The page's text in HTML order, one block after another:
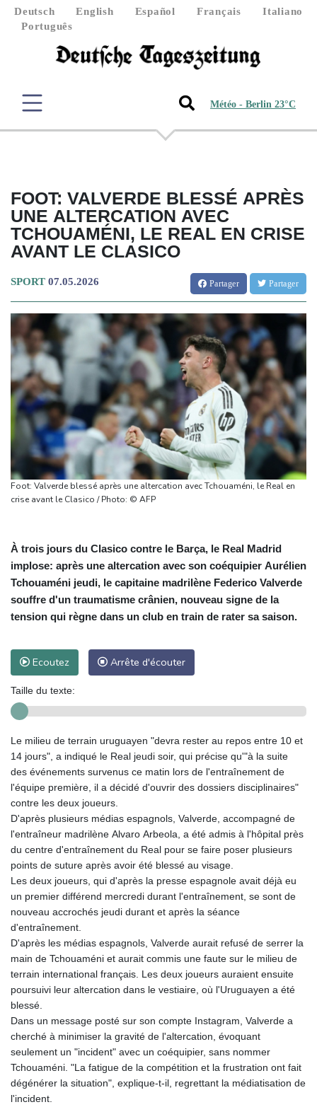
Deutsch English Español Français
Italiano
Português
Météo - Berlin 23°C
FOOT: VALVERDE BLESSÉ APRÈS
UNE ALTERCATION AVEC
TCHOUAMÉNI, LE REAL EN CRISE
AVANT LE CLASICO
SPORT 07.05.2026 Partager Partager
Foot: Valverde blessé après une altercation avec Tchouaméni, le Real en
crise avant le Clasico / Photo: © AFP
À trois jours du Clasico contre le Barça, le Real Madrid
implose: après une altercation avec son coéquipier Aurélien
Tchouaméni jeudi, le capitaine madrilène Federico Valverde
souffre d'un traumatisme crânien, nouveau signe de la
tension qui règne dans un club en train de rater sa saison.
Ecoutez Arrête d'écouter
Taille du texte:
Le milieu de terrain uruguayen "devra rester au repos entre 10 et
14 jours", a indiqué le Real jeudi soir, qui précise qu'"à la suite
des événements survenus ce matin lors de l'entraînement de
l'équipe première, il a décidé d'ouvrir des dossiers disciplinaires"
contre les deux joueurs.
D'après plusieurs médias espagnols, Valverde, accompagné de
l'entraîneur madrilène Alvaro Arbeola, a été admis à l'hôpital près
du centre d'entraînement du Real pour se faire poser plusieurs
points de suture après avoir été blessé au visage.
Les deux joueurs, qui d'après la presse espagnole avait déjà eu
un premier différend mercredi durant l'entraînement, se sont de
nouveau accrochés jeudi durant et après la séance
d'entraînement.
D'après les médias espagnols, Valverde aurait refusé de serrer la
main de Tchouaméni et aurait commis une faute sur le milieu de
terrain international français. Les deux joueurs auraient ensuite
poursuivi leur altercation dans le vestiaire, où l'Uruguayen a été
blessé.
Dans un message posté sur son compte Instagram, Valverde a
cherché à minimiser la gravité de l'altercation, évoquant
seulement un "incident" avec un coéquipier, sans nommer
Tchouaméni. "La fatigue de la compétition et la frustration ont fait
dégénérer la situation", explique-t-il, regrettant la médiatisation de
l'incident.